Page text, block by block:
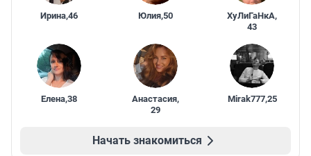
Ирина,46 Юлия,50 ХуЛиГаНкА,
43
Елена,38 Анастасия,
29
Mirak777,25
Начать знакомиться